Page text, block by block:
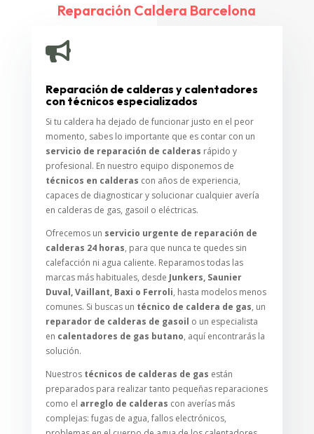
Reparación Caldera Barcelona

Reparación de calderas y calentadores
con técnicos especializados
Si tu caldera ha dejado de funcionar justo en el peor
momento, sabes lo importante que es contar con un
servicio de reparación de calderas rápido y
profesional. En nuestro equipo disponemos de
técnicos en calderas con años de experiencia,
capaces de diagnosticar y solucionar cualquier avería
en calderas de gas, gasoil o eléctricas.
Ofrecemos un servicio urgente de reparación de
calderas 24 horas, para que nunca te quedes sin
calefacción ni agua caliente. Reparamos todas las
marcas más habituales, desde Junkers, Saunier
Duval, Vaillant, Baxi o Ferroli, hasta modelos menos
comunes. Si buscas un técnico de caldera de gas, un
reparador de calderas de gasoil o un especialista
en calentadores de gas butano, aquí encontrarás la
solución.
Nuestros técnicos de calderas de gas están
preparados para realizar tanto pequeñas reparaciones
como el arreglo de calderas con averías más
complejas: fugas de agua, fallos electrónicos,